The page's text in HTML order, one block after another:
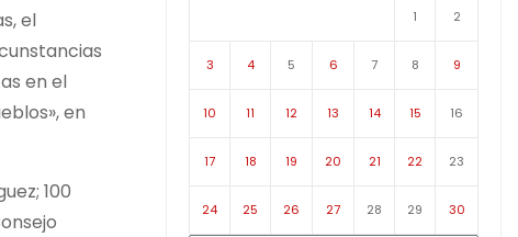
el
en el
en
100
1 2
3 4 5 6 7 8 9
10 11 12 13 14 15 16
17 18 19 20 21 22 23
24 25 26 27 28 29 30